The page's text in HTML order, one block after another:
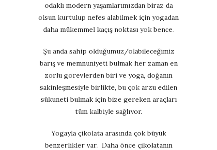
odaklı modern yaşamlarımızdan biraz da
olsun kurtulup nefes alabilmek için yogadan
daha mükemmel kaçış noktası yok bence.
Şu anda sahip olduğumuz/olabileceğimiz
barış ve memnuniyeti bulmak her zaman en
zorlu gorevlerden biri ve yoga, doğanın
sakinleşmesiyle birlikte, bu çok arzu edilen
sükuneti bulmak için bize gereken araçları
tüm kalbiyle sağlıyor.
Yogayla çikolata arasında çok büyük
benzerlikler var. Daha önce çikolatanın